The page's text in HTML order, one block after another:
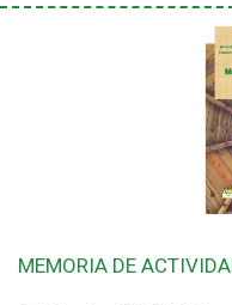
MEMORIA DE